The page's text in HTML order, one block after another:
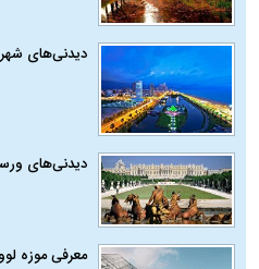
دیدنی‌های
دیدنی‌های
معرفی موزه